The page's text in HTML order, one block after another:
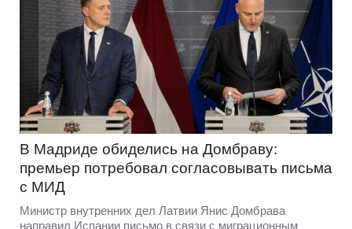
В Мадриде обиделись на Домбраву:
премьер потребовал согласовывать письма
с МИД
Министр внутренних дел Латвии Янис Домбрава
направил Испании письмо в связи с миграционным